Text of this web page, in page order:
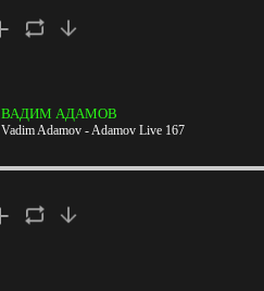
ВАДИМ АДАМОВ
Vadim Adamov - Adamov Live 167